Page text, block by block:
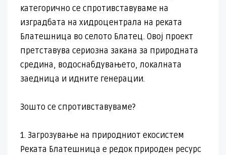
категорично се спротивставуваме на
изградбата на хидроцентрала на реката
Блатешница во селото Блатец. Овој проект
претставува сериозна закана за природната
средина, водоснабдувањето, локалната
заедница и идните генерации.
Зошто се спротивставуваме?
1. Загрозување на природниот екосистем
Реката Блатешница е редок природен ресурс